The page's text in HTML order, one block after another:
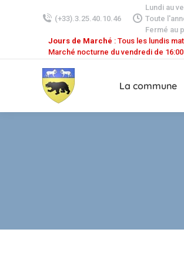
(+33).3.25.40.10.46
Lundi au
Toute
Fermé au
Jours de Marché : Tous les lundis
Marché nocturne du vendredi de
La commune